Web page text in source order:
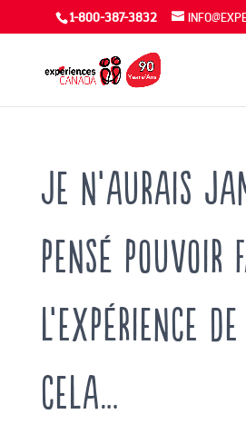
1-800-387-3832
Je n’aurais
pensé pouvoir
l’expérience
cela…